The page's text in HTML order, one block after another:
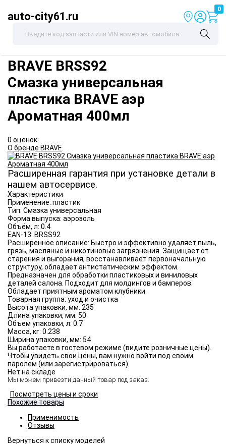
auto-city61.ru
0
BRAVE BRSS92
Смазка универсальная
пластика BRAVE аэр
Ароматная 400мл
0 оценок
О бренде BRAVE
Расширенная гарантия при установке детали в
нашем автосервисе.
Характеристики
Применение: пластик
Тип: Смазка универсальная
Форма выпуска: аэрозоль
Объём, л: 0.4
EAN-13: BRSS92
Расширенное описание: Быстро и эффективно удаляет пыль,
грязь, масляные и никотиновые загрязнения. Защищает от
старения и выгорания, восстанавливает первоначальную
структуру, обладает антистатическим эффектом.
Предназначен для обработки пластиковых и виниловых
деталей салона. Подходит для молдингов и бамперов.
Обладает приятным ароматом клубники.
Товарная группа: уход и очистка
Высота упаковки, мм: 235
Длина упаковки, мм: 50
Объем упаковки, л: 0.7
Масса, кг: 0.238
Ширина упаковки, мм: 54
Вы работаете в гостевом режиме (видите розничные цены).
Чтобы увидеть свои цены, вам нужно войти под своим
паролем (или зарегистрироваться).
Нет на складе
Мы можем привезти данный товар под заказ.
Посмотреть цены и сроки
Похожие товары
Применимость
Отзывы